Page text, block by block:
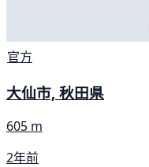
官方
大仙市, 秋田県
605 m
2年前